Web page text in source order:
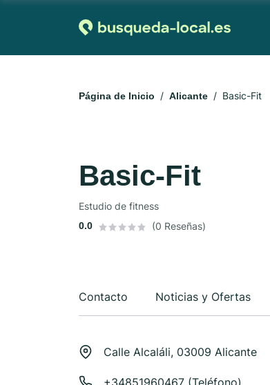
Página de Inicio Alicante Basic-Fit
Basic-Fit
Estudio de fitness
0.0 (0 Reseñas)
Contacto Noticias y Ofertas
Calle Alcaláli, 03009 Alicante
+34851960467 (Teléfono)